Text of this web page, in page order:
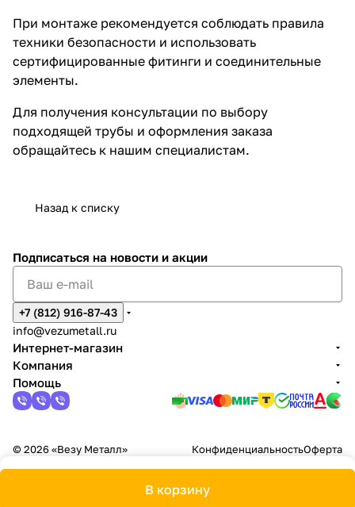
При монтаже рекомендуется соблюдать правила
техники безопасности и использовать
сертифицированные фитинги и соединительные
элементы.
Для получения консультации по выбору
подходящей трубы и оформления заказа
обращайтесь к нашим специалистам.
Назад к списку
В корзину
Подписаться на новости и акции
+7 (812) 916-87-43
info@vezumetall.ru
Интернет-магазин
Компания
Помощь
© 2026 «Везу Металл» КонфиденциальностьОферта